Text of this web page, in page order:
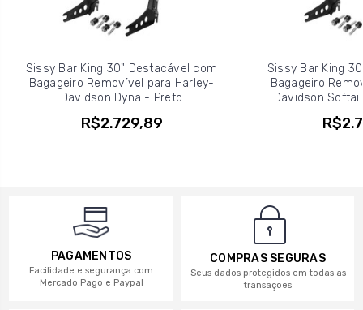
Sissy Bar King 30" Destacável com
Bagageiro Removível para Harley-
Davidson Dyna - Preto
R$2.729,89
Sissy Bar King
Bagageiro
Davidson
PAGAMENTOS
Facilidade e segurança com
Mercado Pago e Paypal
COMPRAS SEGURAS
Seus dados protegidos em todas as
transações